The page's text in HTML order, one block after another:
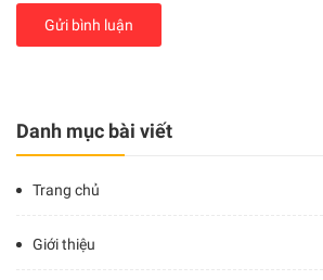
Danh mục bài viết
Trang chủ
Giới thiệu
Gửi bình luận